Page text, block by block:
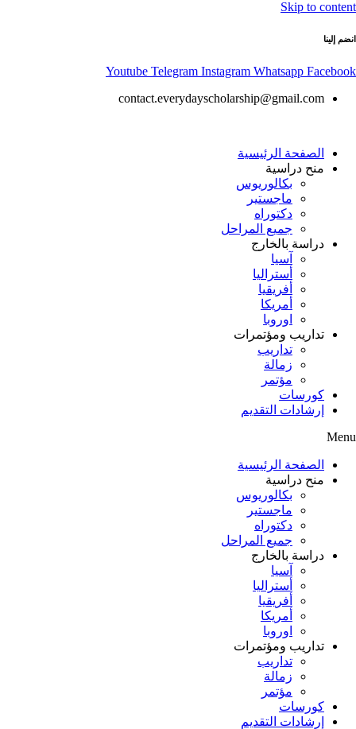
Skip to content
انضم إلينا
Youtube Telegram Instagram Whatsapp Facebook
contact.everydayscholarship@gmail.com
الصفحة الرئيسية
منح دراسية
بكالوريوس
ماجستير
دكتوراه
جميع المراحل
دراسة بالخارج
آسيا
أستراليا
أفريقيا
أمريكا
اوروبا
تداريب ومؤتمرات
تداريب
زمالة
مؤتمر
كورسات
إرشادات التقديم
Menu
الصفحة الرئيسية
منح دراسية
بكالوريوس
ماجستير
دكتوراه
جميع المراحل
دراسة بالخارج
آسيا
أستراليا
أفريقيا
أمريكا
اوروبا
تداريب ومؤتمرات
تداريب
زمالة
مؤتمر
كورسات
إرشادات التقديم